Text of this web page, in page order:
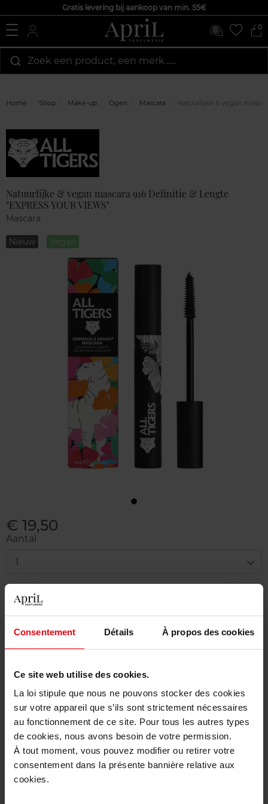
Consentement Détails À propos des cookies
Ce site web utilise des cookies.
La loi stipule que nous ne pouvons stocker des cookies
sur votre appareil que s’ils sont strictement nécessaires
au fonctionnement de ce site. Pour tous les autres types
de cookies, nous avons besoin de votre permission.
À tout moment, vous pouvez modifier ou retirer votre
consentement dans la présente bannière relative aux
cookies.
Gratis levering bij aankoop van min. 55€
0
Zoek een product, een merk…...
Home Shop Make-up Ogen Mascara Natuurlijke & vegan
Natuurlijke & vegan mascara 916 Definitie & Lengte
"EXPRESS YOUR VIEWS"
Mascara
Nieuw Vegan
€ 19,50
Aantal
1
Levering
Me verwittigen wanneer het weer beschikbaar
Gratis levering bij aankoop van min. 55€
Gratis retour in je winkelpunt
Gratis verpakking